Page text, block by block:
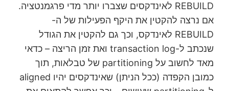
REBUILD לאינדקסים שצברו יותר מדי פרגמנטציה.
אם נרצה להקטין את היקף הפעילות של ה-
REBUILD לאינדקס, וכך גם להקטין את הגודל
שנכתב ל-transaction log ואת זמן הריצה – כדאי
מאד לחשוב על partitioning של טבלאות, תוך
כמובן הקפדה (ככל הניתן) שאינדקסים יהיו aligned